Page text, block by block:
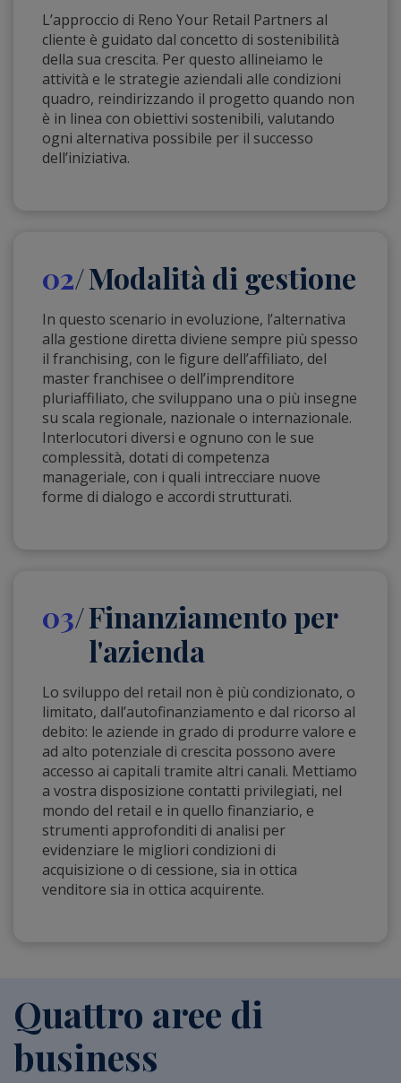
L’approccio di Reno Your Retail Partners al
cliente è guidato dal concetto di sostenibilità
della sua crescita. Per questo allineiamo le
attività e le strategie aziendali alle condizioni
quadro, reindirizzando il progetto quando non
è in linea con obiettivi sostenibili, valutando
ogni alternativa possibile per il successo
dell’iniziativa.
02 Modalità di gestione
In questo scenario in evoluzione, l’alternativa
alla gestione diretta diviene sempre più spesso
il franchising, con le figure dell’affiliato, del
master franchisee o dell’imprenditore
pluriaffiliato, che sviluppano una o più insegne
su scala regionale, nazionale o internazionale.
Interlocutori diversi e ognuno con le sue
complessità, dotati di competenza
manageriale, con i quali intrecciare nuove
forme di dialogo e accordi strutturati.
03 Finanziamento per
l'azienda
Lo sviluppo del retail non è più condizionato, o
limitato, dall’autofinanziamento e dal ricorso al
debito: le aziende in grado di produrre valore e
ad alto potenziale di crescita possono avere
accesso ai capitali tramite altri canali. Mettiamo
a vostra disposizione contatti privilegiati, nel
mondo del retail e in quello finanziario, e
strumenti approfonditi di analisi per
evidenziare le migliori condizioni di
acquisizione o di cessione, sia in ottica
venditore sia in ottica acquirente.
Quattro aree di
business